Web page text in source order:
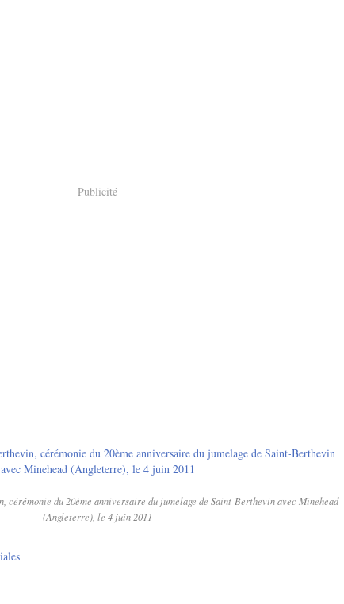
Publicité
cérémonie du 20ème anniversaire du jumelage de Saint-Berthevin avec Minehead
(Angleterre), le 4 juin 2011